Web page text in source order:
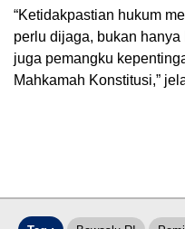
“Ketidakpastian hukum
perlu dijaga, bukan
juga pemangku
Mahkamah Konstitusi,”